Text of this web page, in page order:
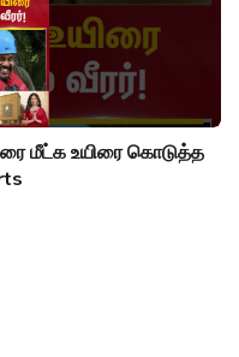
மீட்க உயிரை கொடுத்த